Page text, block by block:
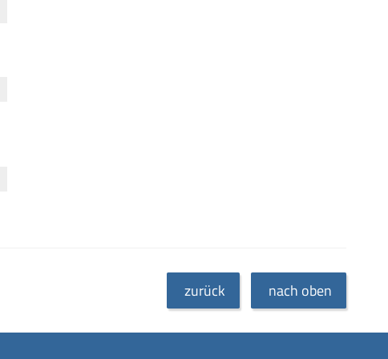
zurück nach oben